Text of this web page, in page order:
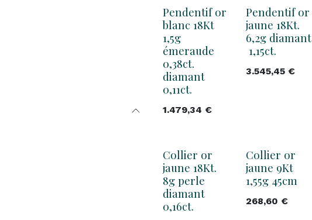
Pendentif or
blanc 18Kt
1,5g
émeraude
0,38ct.
diamant
0,11ct.
1.479,34 €
Pendentif or
jaune 18Kt.
6,2g diamant
1,15ct.
3.545,45€
Collier or
jaune 18Kt.
8g perle
diamant
0,16ct.
Collier or
jaune 9Kt
1,55g 45cm
268,60 €